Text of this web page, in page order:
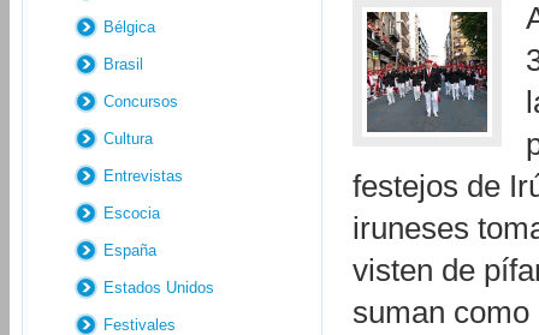
festejos de
iruneses
visten de
suman como
Bélgica
Brasil
Concursos
Cultura
Entrevistas
Escocia
España
Estados Unidos
Festivales